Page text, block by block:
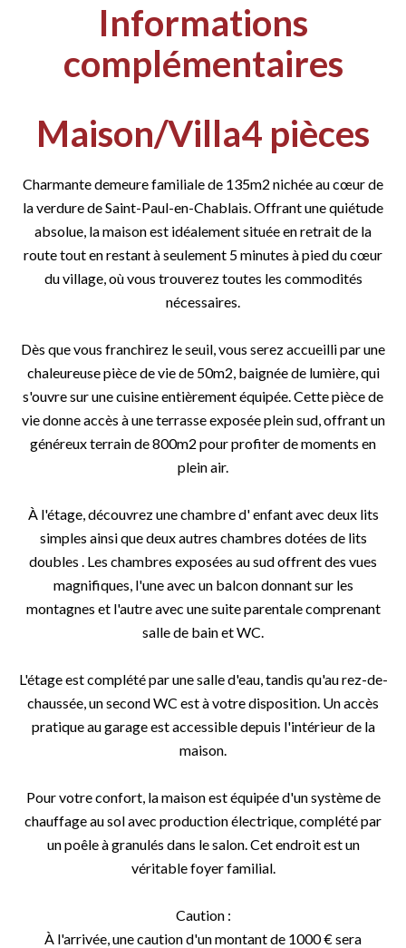
Informations
complémentaires
Maison/Villa4 pièces
Charmante demeure familiale de 135m2 nichée au cœur de
la verdure de Saint-Paul-en-Chablais. Offrant une quiétude
absolue, la maison est idéalement située en retrait de la
route tout en restant à seulement 5 minutes à pied du cœur
du village, où vous trouverez toutes les commodités
nécessaires.
Dès que vous franchirez le seuil, vous serez accueilli par une
chaleureuse pièce de vie de 50m2, baignée de lumière, qui
s'ouvre sur une cuisine entièrement équipée. Cette pièce de
vie donne accès à une terrasse exposée plein sud, offrant un
généreux terrain de 800m2 pour profiter de moments en
plein air.
À l'étage, découvrez une chambre d' enfant avec deux lits
simples ainsi que deux autres chambres dotées de lits
doubles . Les chambres exposées au sud offrent des vues
magnifiques, l'une avec un balcon donnant sur les
montagnes et l'autre avec une suite parentale comprenant
salle de bain et WC.
L'étage est complété par une salle d'eau, tandis qu'au rez-de-
chaussée, un second WC est à votre disposition. Un accès
pratique au garage est accessible depuis l'intérieur de la
maison.
Pour votre confort, la maison est équipée d'un système de
chauffage au sol avec production électrique, complété par
un poêle à granulés dans le salon. Cet endroit est un
véritable foyer familial.
Caution :
À l'arrivée, une caution d'un montant de 1000 € sera